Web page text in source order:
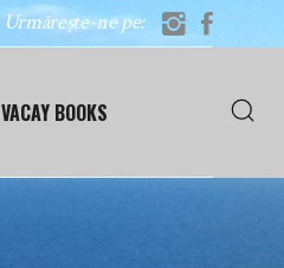
Urmărește-ne pe:
VACAY BOOKS